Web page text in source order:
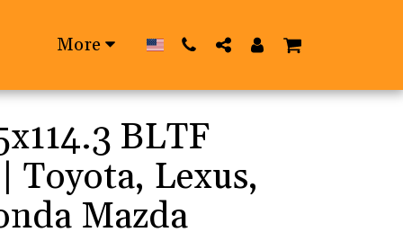
More
BLTF
Toyota, Lexus,
Mazda